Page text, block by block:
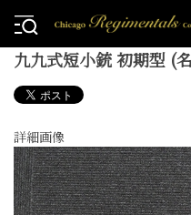
九九式短小銃 初期型 (
詳細画像